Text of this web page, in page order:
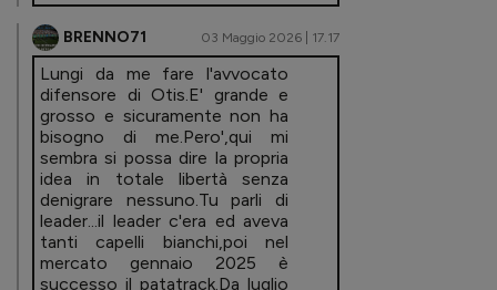
BRENNO71 03 Maggio 2026 | 17.17
Lungi da me fare l'avvocato
difensore di Otis.E' grande e
grosso e sicuramente non ha
bisogno di me.Pero',qui mi
sembra si possa dire la propria
idea in totale libertà senza
denigrare nessuno.Tu parli di
leader...il leader c'era ed aveva
tanti capelli bianchi,poi nel
mercato gennaio 2025 è
successo il patatrack.Da luglio